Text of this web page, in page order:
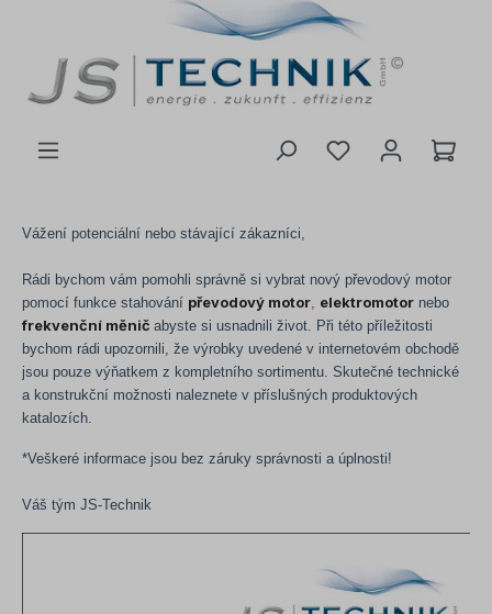
Vážení potenciální nebo stávající zákazníci,
Rádi bychom vám pomohli správně si vybrat nový převodový motor
pomocí funkce stahování převodový motor, elektromotor nebo
frekvenční měnič abyste si usnadnili život. Při této příležitosti
bychom rádi upozornili, že výrobky uvedené v internetovém obchodě
jsou pouze výňatkem z kompletního sortimentu. Skutečné technické
a konstrukční možnosti naleznete v příslušných produktových
katalozích.
*Veškeré informace jsou bez záruky správnosti a úplnosti!
Váš tým JS-Technik